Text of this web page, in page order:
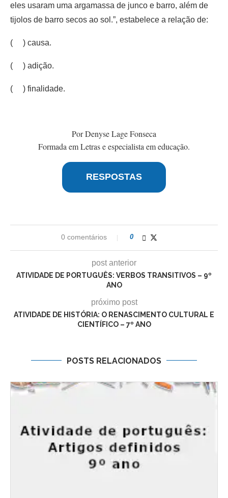
eles usaram uma argamassa de junco e barro, além de
tijolos de barro secos ao sol.”, estabelece a relação de:
( ) causa.
( ) adição.
( ) finalidade.
Por Denyse Lage Fonseca
Formada em Letras e especialista em educação.
RESPOSTAS
0 comentários 0
post anterior
ATIVIDADE DE PORTUGUÊS: VERBOS TRANSITIVOS – 9º
ANO
próximo post
ATIVIDADE DE HISTÓRIA: O RENASCIMENTO CULTURAL E
CIENTÍFICO – 7º ANO
POSTS RELACIONADOS